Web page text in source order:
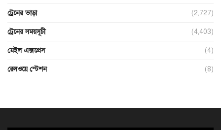
ট্রেনের ভাড়া (2,727)
ট্রেনের সময়সূচী (4,403)
মেইল এক্সপ্রেস (4)
রেলওয়ে স্টেশন (8)